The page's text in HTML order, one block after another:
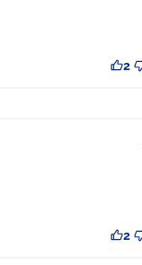
2
2